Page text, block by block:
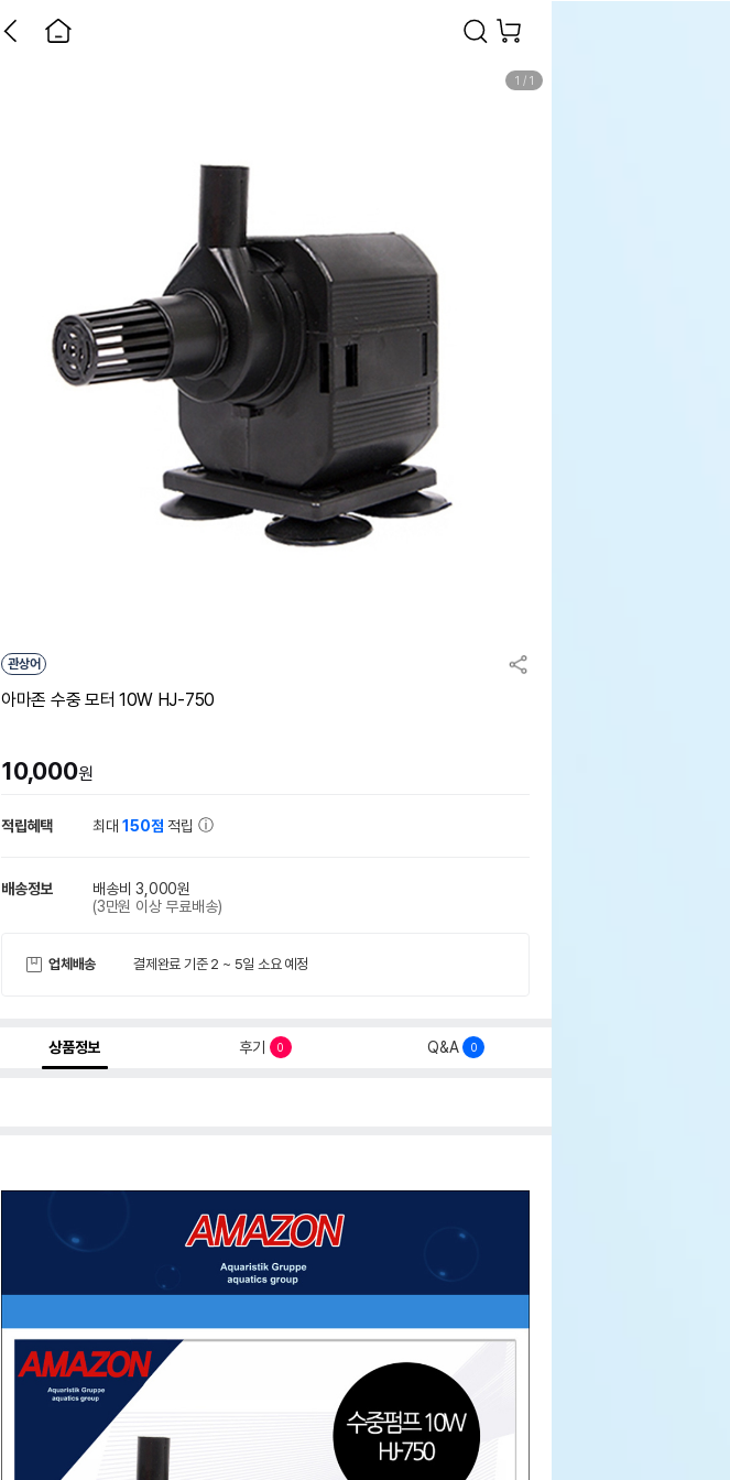
1 / 1
관상어
아마존 수중 모터 10W HJ-750
10,000원
적립혜택 최대150점 적립
배송정보
배송비 3,000원
(3만원 이상 무료배송)
업체배송 결제완료 기준 2 ~ 5일 소요 예정
상품정보 후기 0 Q&A 0